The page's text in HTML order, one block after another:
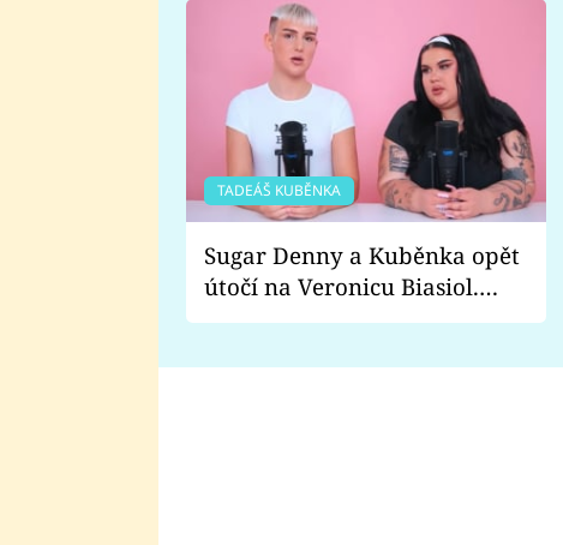
TADEÁŠ KUBĚNKA
Sugar Denny a Kuběnka opět
útočí na Veronicu Biasiol.
Proč je podle nich falešná a